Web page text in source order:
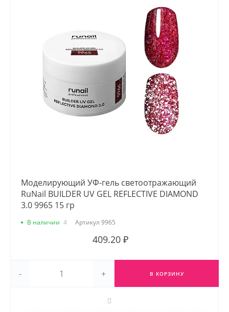
Моделирующий УФ-гель светоотражающий
RuNail BUILDER UV GEL REFLECTIVE DIAMOND
3.0 9965 15 гр
В наличии 4 Артикул 9965
409.20 ₽
- + В КОРЗИНУ